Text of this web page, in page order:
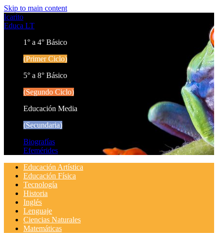
Skip to main content
Icarito
Educa LT
1° a 4° Básico
(Primer Ciclo)
5° a 8° Básico
(Segundo Ciclo)
Educación Media
(Secundaria)
Biografías
Efemérides
Educación Artística
Educación Física
Tecnología
Historia
Inglés
Lenguaje
Ciencias Naturales
Matemáticas